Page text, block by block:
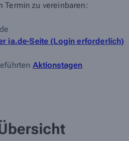
Termin zu vereinbaren:
ia.de-Seite (Login erforderlich)
Aktionstagen